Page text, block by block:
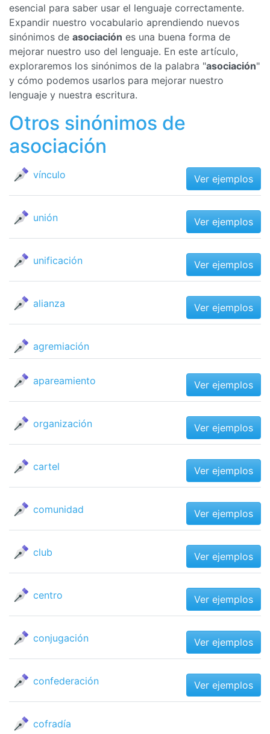
esencial para saber usar el lenguaje correctamente.
Expandir nuestro vocabulario aprendiendo nuevos
sinónimos de asociación es una buena forma de
mejorar nuestro uso del lenguaje. En este artículo,
exploraremos los sinónimos de la palabra "asociación"
y cómo podemos usarlos para mejorar nuestro
lenguaje y nuestra escritura.
Otros sinónimos de
asociación
vínculo Ver ejemplos
unión Ver ejemplos
unificación Ver ejemplos
alianza Ver ejemplos
agremiación
apareamiento Ver ejemplos
organización Ver ejemplos
cartel Ver ejemplos
comunidad Ver ejemplos
club Ver ejemplos
centro Ver ejemplos
conjugación Ver ejemplos
confederación Ver ejemplos
cofradía